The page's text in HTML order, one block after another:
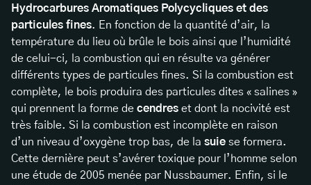
Hydrocarbures Aromatiques Polycycliques et des
particules fines. En fonction de la quantité d’air, la
température du lieu où brûle le bois ainsi que l’humidité
de celui-ci, la combustion qui en résulte va générer
différents types de particules fines. Si la combustion est
complète, le bois produira des particules dites « salines »
qui prennent la forme de cendres et dont la nocivité est
très faible. Si la combustion est incomplète en raison
d’un niveau d’oxygène trop bas, de la suie se formera.
Cette dernière peut s’avérer toxique pour l’homme selon
une étude de 2005 menée par Nussbaumer. Enfin, si le